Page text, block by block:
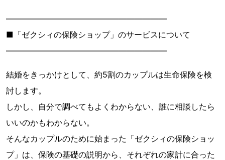
――――――――――――――――――――
■「ゼクシィの保険ショップ」のサービスについて
――――――――――――――――――――
結婚をきっかけとして、約5割のカップルは生命保険を検
討します。
しかし、自分で調べてもよくわからない、誰に相談したら
いいのかもわからない。
そんなカップルのために始まった「ゼクシィの保険ショッ
プ」は、保険の基礎の説明から、それぞれの家計に合った